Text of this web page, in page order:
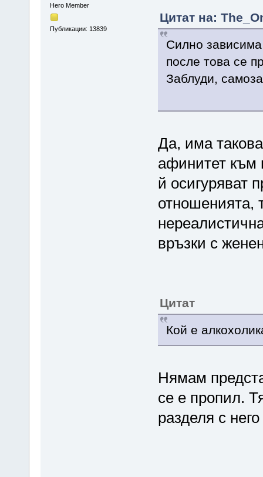
Hero Member
Публикации: 13839
Цитат на:
Силно
после това се
Заблуди,
Да, има
афинитет към
й осигуряват
отношенията,
връзки с
Цитат
Кой е
Нямам
се е пропил.
разделя с